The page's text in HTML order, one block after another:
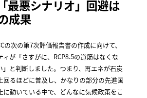
最悪シナリオ」回避は
成果
の次の第7次評価報告書の作成に向けて、
が「さすがに、RCP8.5の道筋はなくな
」と判断しました。つまり、再エネが石炭
回るほどに普及し、かなりの部分の先進国
に動いている中で、どんなに気候政策をこ